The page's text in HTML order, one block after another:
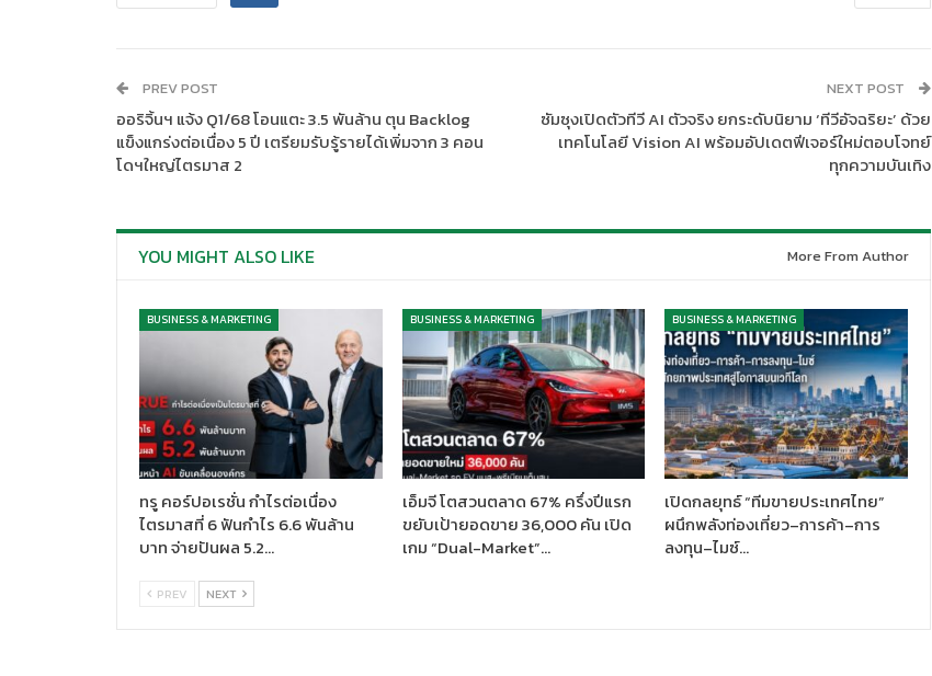
PREV POST
ออริจิ้นฯ แจ้ง Q1/68 โอนแตะ 3.5 พันล้าน ตุน Backlog
แข็งแกร่งต่อเนื่อง 5 ปี เตรียมรับรู้รายได้เพิ่มจาก 3 คอน
โดฯใหญ่ไตรมาส 2
NEXT POST
ซัมซุงเปิดตัวทีวี AI ตัวจริง ยกระดับนิยาม ‘ทีวีอัจฉริยะ’ ด้วย
เทคโนโลยี Vision AI พร้อมอัปเดตฟีเจอร์ใหม่ตอบโจทย์
ทุกความบันเทิง
YOU MIGHT ALSO LIKE More From Author
BUSINESS & MARKETING
ทรู คอร์ปอเรชั่น กำไรต่อเนื่อง
ไตรมาสที่ 6 ฟันกำไร 6.6 พันล้าน
บาท จ่ายปันผล 5.2…
BUSINESS & MARKETING
เอ็มจี โตสวนตลาด 67% ครึ่งปีแรก
ขยับเป้ายอดขาย 36,000 คัน เปิด
เกม “Dual-Market”…
BUSINESS & MARKETING
เปิดกลยุทธ์ “ทีมขายประเทศไทย”
ผนึกพลังท่องเที่ยว–การค้า–การ
ลงทุน–ไมซ์…
PREV NEXT